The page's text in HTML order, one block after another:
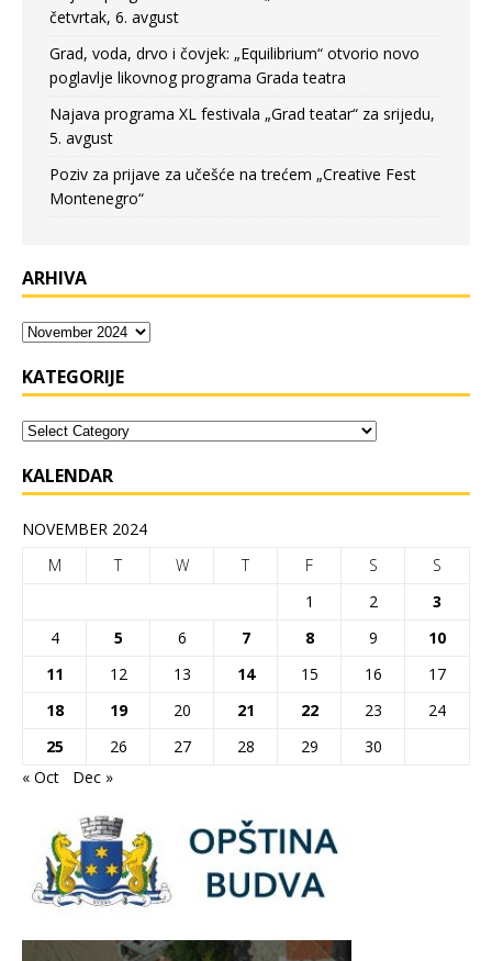
četvrtak, 6. avgust
Grad, voda, drvo i čovjek: „Equilibrium“ otvorio novo
poglavlje likovnog programa Grada teatra
Najava programa XL festivala „Grad teatar“ za srijedu,
5. avgust
Poziv za prijave za učešće na trećem „Creative Fest
Montenegro“
ARHIVA
KATEGORIJE
KALENDAR
NOVEMBER 2024
M
T W T F S
S
1
2
3
4
5 6 7 8 9
10
11
12 13 14 15 16
17
18
19 20 21 22 23
24
25
26 27 28 29
30
« Oct
Dec »